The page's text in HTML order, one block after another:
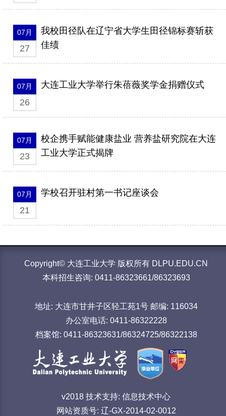
07月
27
我校田径队在辽宁省大学生田径锦标赛斩获
佳绩
07月
26
大连工业大学举行朱蓓薇奖学金捐赠仪式
07月
23
校企携手赋能健康盐业 营养盐研究院在大连
工业大学正式揭牌
07月
21
学校召开驻村第一书记座谈会
Copyright© 大连工业大学 版权所有 DLPU.EDU.CN
本科招生咨询: 0411-86323661/86323693
地址: 大连市甘井子区轻工苑1号 邮编: 116034
办公室电话: 0411-86322228
档案馆: 0411-86323631/86324725/86322138
v2018 技术支持: 信息技术中心
网站资质号: 辽-GX-2014-02-0012